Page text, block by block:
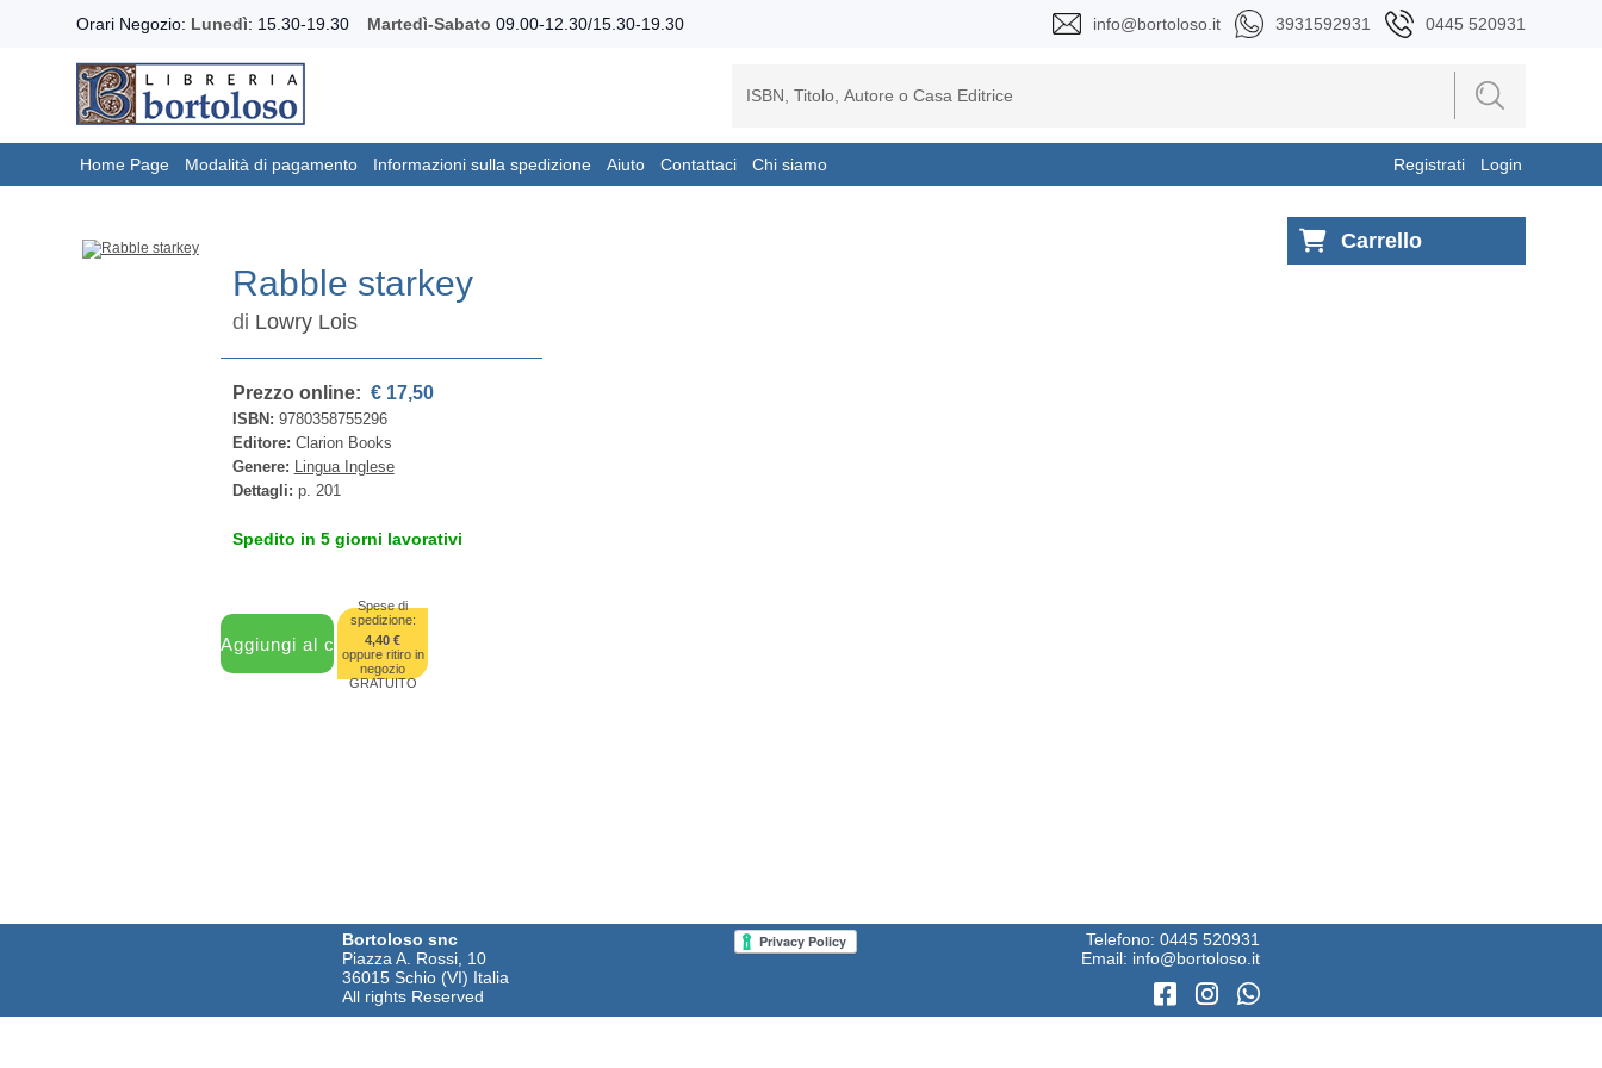
Orari Negozio: Lunedì: 15.30-19.30 Martedì-Sabato 09.00-12.30/15.30-19.30 info@bortoloso.it 3931592931 0445 520931
Home Page Modalità di pagamento Informazioni sulla spedizione Aiuto Contattaci Chi siamo Registrati Login
Rabble starkey
di Lowry Lois
Prezzo online: € 17,50
ISBN: 9780358755296
Editore: Clarion Books
Genere: Lingua Inglese
Dettagli: p. 201
Spedito in 5 giorni lavorativi
Spese di
spedizione:
4,40 €
oppure ritiro in
negozio
GRATUITO
Carrello
Bortoloso snc
Piazza A. Rossi, 10
36015 Schio (VI) Italia
All rights Reserved
Telefono: 0445 520931
Email: info@bortoloso.it